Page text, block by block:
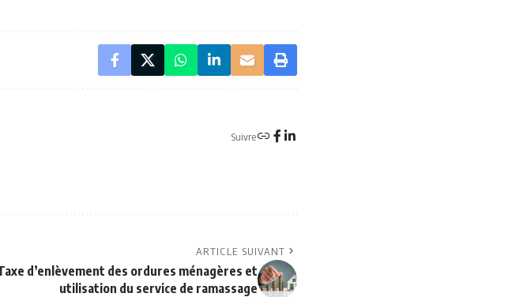
Suivre
ARTICLE SUIVANT
d’enlèvement des ordures ménagères et
utilisation du service de ramassage